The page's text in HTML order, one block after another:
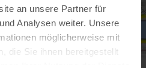
an unsere Partner für
Analysen weiter. Unsere
möglicherweise mit
die Sie ihnen bereitgestellt